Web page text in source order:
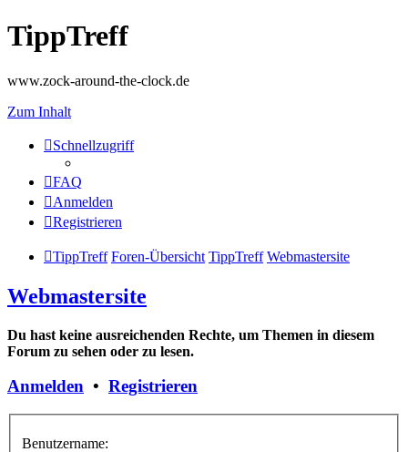
TippTreff
www.zock-around-the-clock.de
Zum Inhalt
Schnellzugriff
FAQ
Anmelden
Registrieren
TippTreff Foren-Übersicht TippTreff Webmastersite
Webmastersite
Du hast keine ausreichenden Rechte, um Themen in diesem
Forum zu sehen oder zu lesen.
Anmelden • Registrieren
Benutzername: